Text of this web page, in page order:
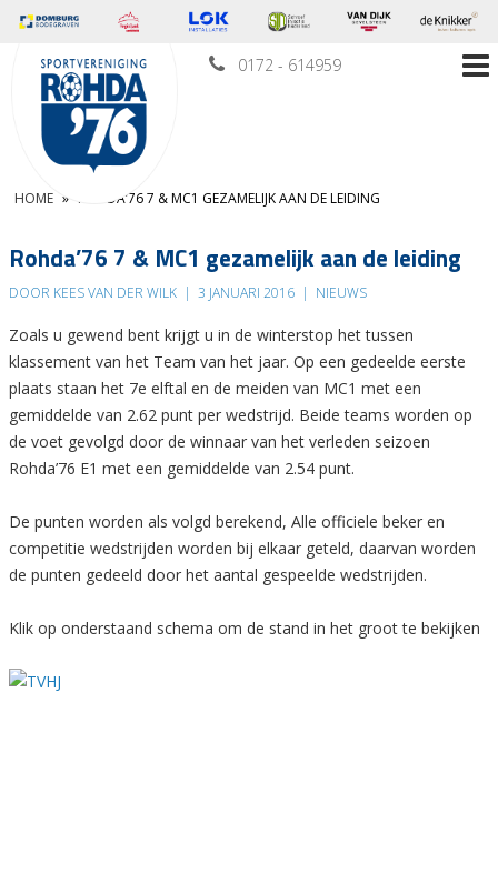
0172 - 614959
HOME » ROHDA’76 7 & MC1 GEZAMELIJK AAN DE LEIDING
Rohda’76 7 & MC1 gezamelijk aan de leiding
DOOR KEES VAN DER WILK | 3 JANUARI 2016 | NIEUWS
Zoals u gewend bent krijgt u in de winterstop het tussen
klassement van het Team van het jaar. Op een gedeelde eerste
plaats staan het 7e elftal en de meiden van MC1 met een
gemiddelde van 2.62 punt per wedstrijd. Beide teams worden op
de voet gevolgd door de winnaar van het verleden seizoen
Rohda’76 E1 met een gemiddelde van 2.54 punt.
De punten worden als volgd berekend, Alle officiele beker en
competitie wedstrijden worden bij elkaar geteld, daarvan worden
de punten gedeeld door het aantal gespeelde wedstrijden.
Klik op onderstaand schema om de stand in het groot te bekijken